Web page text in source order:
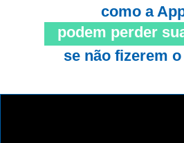
como a
podem perder
se não fizerem